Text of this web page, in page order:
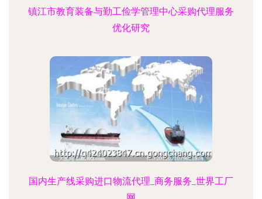
镇江市教育装备与勤工俭学管理中心采购代理服务
优化研究
国内生产线采购进口物流代理_商务服务_世界工厂